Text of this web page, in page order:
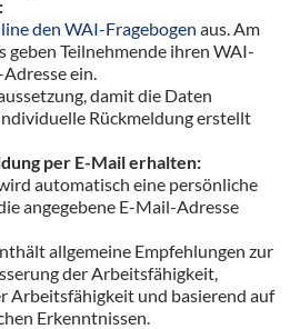
den WAI-Fragebogen aus. Am
geben Teilnehmende ihren WAI-
ein.
damit die Daten
Rückmeldung erstellt
per E-Mail erhalten:
automatisch eine persönliche
angegebene E-Mail-Adresse
allgemeine Empfehlungen zur
der Arbeitsfähigkeit,
Arbeitsfähigkeit und basierend auf
Erkenntnissen.